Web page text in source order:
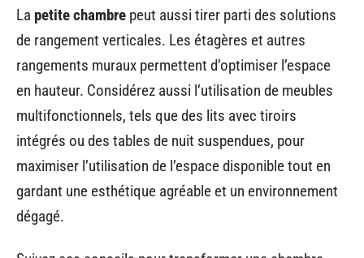
La petite chambre peut aussi tirer parti des solutions
de rangement verticales. Les étagères et autres
rangements muraux permettent d’optimiser l’espace
en hauteur. Considérez aussi l’utilisation de meubles
multifonctionnels, tels que des lits avec tiroirs
intégrés ou des tables de nuit suspendues, pour
maximiser l’utilisation de l’espace disponible tout en
gardant une esthétique agréable et un environnement
dégagé.